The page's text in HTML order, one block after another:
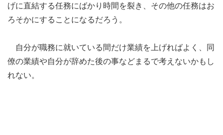
げに直結する任務にばかり時間を裂き、その他の任務はお
ろそかにすることになるだろう。
自分が職務に就いている間だけ業績を上げればよく、同
僚の業績や自分が辞めた後の事などまるで考えないかもし
れない。